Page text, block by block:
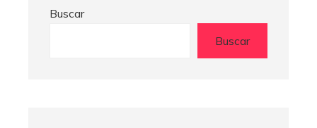
Buscar
Buscar